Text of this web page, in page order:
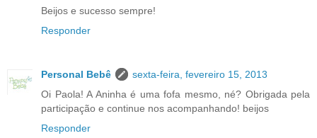
Beijos e sucesso sempre!
Responder
Personal Bebê
sexta-feira, fevereiro 15, 2013
Oi Paola! A Aninha é uma fofa mesmo, né? Obrigada pela
participação e continue nos acompanhando! beijos
Responder